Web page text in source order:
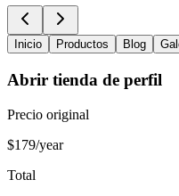
Inicio Productos Blog
Abrir tienda de perfil
Precio original
$179/year
Total